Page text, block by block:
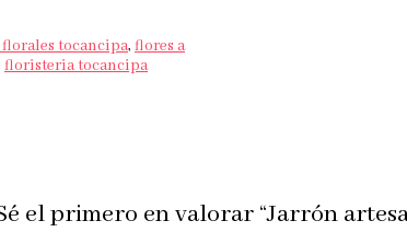
tocancipa, flores a
floristeria tocancipa
el primero en valorar “Jarrón